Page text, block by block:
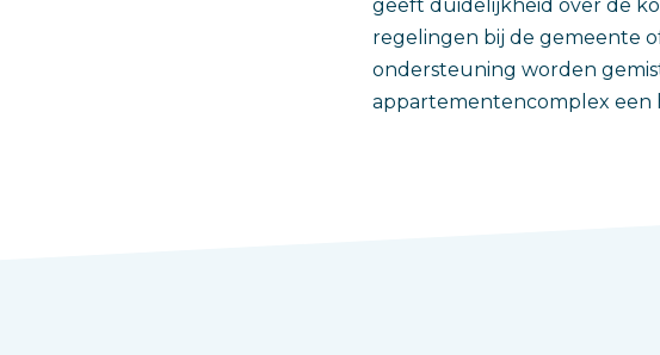
geeft duidelijkheid over de
regelingen bij de gemeente
ondersteuning worden
appartementencomplex een